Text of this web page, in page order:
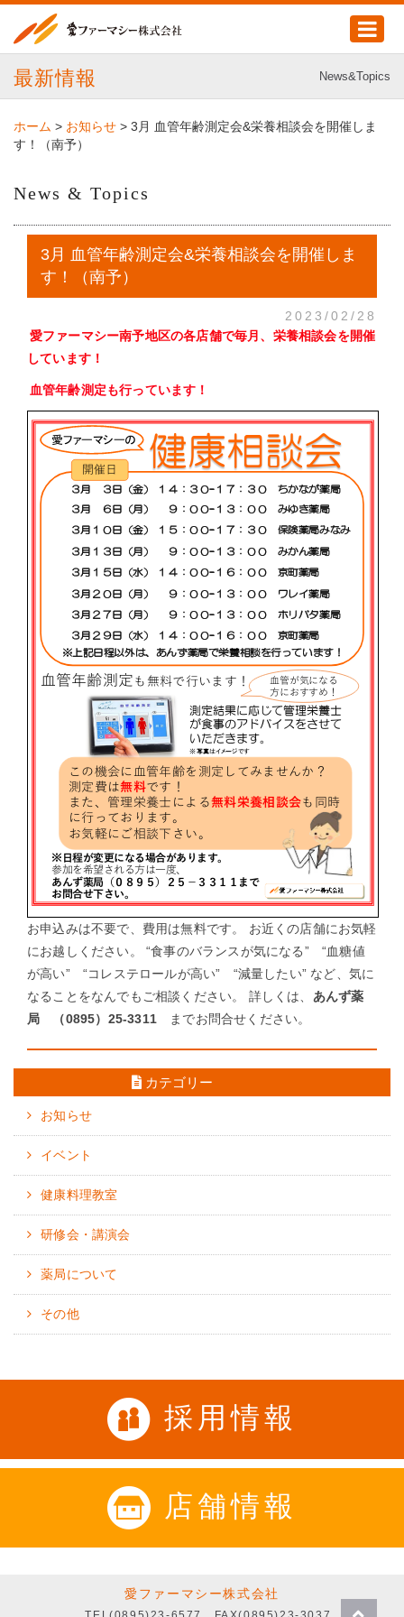
最新情報 News&Topics
ホーム > お知らせ > 3月 血管年齢測定会&栄養相談会を開催しま
す！（南予）
News & Topics
3月 血管年齢測定会&栄養相談会を開催しま
す！（南予）
2023/02/28
愛ファーマシー南予地区の各店舗で毎月、栄養相談会を開催
しています！
血管年齢測定も行っています！
お申込みは不要で、費用は無料です。 お近くの店舗にお気軽
にお越しください。 “食事のバランスが気になる” “血糖値
が高い” “コレステロールが高い” “減量したい” など、気に
なることをなんでもご相談ください。 詳しくは、 あんず薬
局 （0895）25-3311 までお問合せください。
カテゴリー
お知らせ
イベント
健康料理教室
研修会・講演会
薬局について
その他
採用情報
店舗情報
愛ファーマシー株式会社